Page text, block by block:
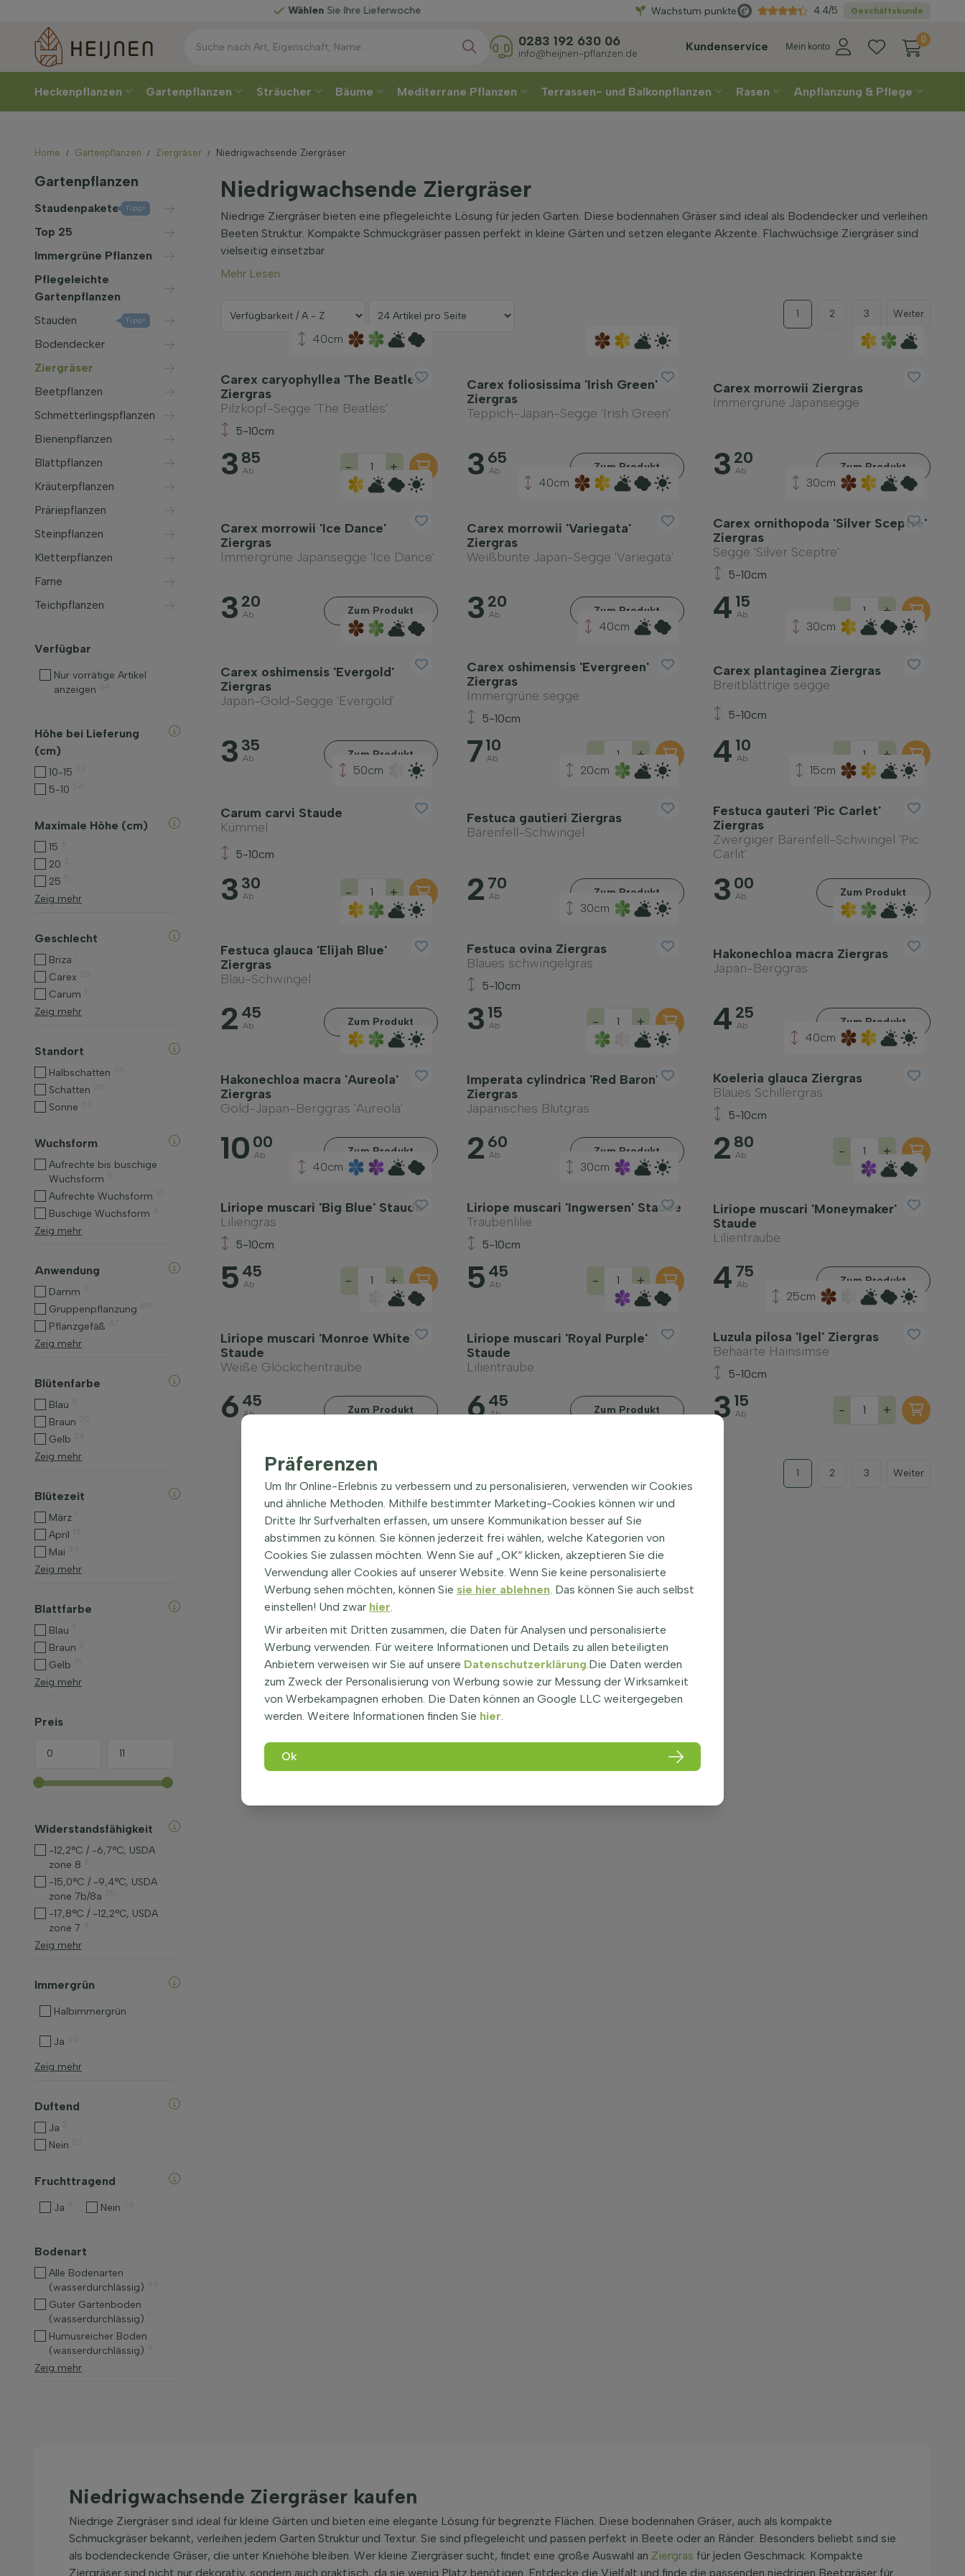
Sie Ihre Lieferwoche Wählen Direktaus der
Wachstum punkte Geschäftskunde
4.4/5
Kundenservice Mein konto
0
0283 192 630 06
info@heijnen-pflanzen.de
Heckenpflanzen Gartenpflanzen Sträucher Bäume Mediterrane Pflanzen Terrassen- und Balkonpflanzen Rasen Anpflanzung & Pflege
Home Gartenpflanzen Ziergräser Niedrigwachsende Ziergräser
Gartenpflanzen
Staudenpakete Tipp!
Top 25
Immergrüne Pflanzen
Pflegeleichte
Gartenpflanzen
Stauden
Tipp!
Bodendecker
Ziergräser
Beetpflanzen
Schmetterlingspflanzen
Bienenpflanzen
Blattpflanzen
Kräuterpflanzen
Präriepflanzen
Steinpflanzen
Kletterpflanzen
Farne
Teichpflanzen
Verfügbar
Nur vorrätige Artikel
anzeigen
Höhe bei Lieferung
(cm)
10-15
5-10
Maximale Höhe (cm)
15
20
25
Zeig mehr
Geschlecht
Briza
Carex
Carum
Zeig mehr
Standort
Halbschatten
Schatten
Sonne
Wuchsform
Aufrechte bis buschige
Wuchsform
Aufrechte Wuchsform
Buschige Wuchsform
Zeig mehr
Anwendung
Damm
Gruppenpflanzung
Pflanzgefäß
Zeig mehr
Blütenfarbe
Blau
Braun
Gelb
Zeig mehr
Blütezeit
März
April
Mai
Zeig mehr
Blattfarbe
Blau
Braun
Gelb
Zeig mehr
Preis
Widerstandsfähigkeit
-12,2°C / -6,7°C, USDA
zone 8
-15,0°C / -9,4°C, USDA
zone 7b/8a
-17,8°C / -12,2°C, USDA
zone 7
Zeig mehr
Immergrün
Halbimmergrün
Ja
Zeig mehr
Duftend
Ja
Nein
Fruchttragend
Ja Nein
Bodenart
Alle Bodenarten
(wasserdurchlässig)
Guter Gartenboden
(wasserdurchlässig)
Humusreicher Boden
(wasserdurchlässig)
Zeig mehr
Niedrigwachsende Ziergräser
Niedrige Ziergräser bieten eine pflegeleichte Lösung für jeden Garten. Diese bodennahen Gräser sind ideal als Bodendecker und verleihen
Beeten Struktur. Kompakte Schmuckgräser passen perfekt in kleine Gärten und setzen elegante Akzente. Flachwüchsige Ziergräser sind
vielseitig einsetzbar.
Mehr Lesen
1 2 3 Weiter
40cm
Carex caryophyllea 'The Beatles'
Ziergras
Pilzkopf-Segge 'The Beatles'
5-10cm
3 85
Ab - +
Carex foliosissima 'Irish Green'
Ziergras
Teppich-Japan-Segge 'Irish Green'
3 65
Ab Zum Produkt
Carex morrowii Ziergras
Immergrüne Japansegge
3 20
Ab Zum Produkt
Carex morrowii 'Ice Dance'
Ziergras
Immergrüne Japansegge 'Ice Dance'
3 20
Ab Zum Produkt
40cm
Carex morrowii 'Variegata'
Ziergras
Weißbunte Japan-Segge 'Variegata'
3 20
Ab Zum Produkt
30cm
Carex ornithopoda 'Silver Sceptre'
Ziergras
Segge 'Silver Sceptre'
5-10cm
4 15
Ab - +
Carex oshimensis 'Evergold'
Ziergras
Japan-Gold-Segge 'Evergold'
3 35
Ab Zum Produkt
40cm
Carex oshimensis 'Evergreen'
Ziergras
Immergrüne segge
5-10cm
710
Ab - +
30cm
Carex plantaginea Ziergras
Breitblättrige segge
5-10cm
4 10
Ab - +
50cm
Carum carvi Staude
Kümmel
5-10cm
3 30
Ab - +
20cm
Festuca gautieri Ziergras
Bärenfell-Schwingel
2 70
Ab Zum Produkt
15cm
Festuca gauteri 'Pic Carlet'
Ziergras
Zwergiger Bärenfell-Schwingel 'Pic
Carlit'
3 00
Ab Zum Produkt
Festuca glauca 'Elijah Blue'
Ziergras
Blau-Schwingel
2 45
Ab Zum Produkt
30cm
Festuca ovina Ziergras
Blaues schwingelgras
5-10cm
3 15
Ab - +
Hakonechloa macra Ziergras
Japan-Berggras
4 25
Ab Zum Produkt
Hakonechloa macra 'Aureola'
Ziergras
Gold-Japan-Berggras 'Aureola'
10 00
Ab Zum Produkt
Imperata cylindrica 'Red Baron'
Ziergras
Japanisches Blutgras
2 60
Ab Zum Produkt
40cm
Koeleria glauca Ziergras
Blaues Schillergras
5-10cm
2 80
Ab - +
40cm
Liriope muscari 'Big Blue' Staude
Liliengras
5-10cm
5 45
Ab - +
30cm
Liriope muscari 'Ingwersen' Staude
Traubenlilie
5-10cm
5 45
Ab - +
Liriope muscari 'Moneymaker'
Staude
Lilientraube
4 75
Ab Zum Produkt
Liriope muscari 'Monroe White'
Staude
Weiße Glöckchentraube
6 45
Ab Zum Produkt
Liriope muscari 'Royal Purple'
Staude
Lilientraube
645
Ab Zum Produkt
25cm
Luzula pilosa 'Igel' Ziergras
Behaarte Hainsimse
5-10cm
3 15
Ab - +
1 2 3 Weiter
Niedrigwachsende Ziergräser kaufen
Niedrige Ziergräser sind ideal für kleine Gärten und bieten eine elegante Lösung für begrenzte Flächen. Diese bodennahen Gräser, auch als kompakte
Schmuckgräser bekannt, verleihen jedem Garten Struktur und Textur. Sie sind pflegeleicht und passen perfekt in Beete oder an Ränder. Besonders beliebt sind sie
als bodendeckende Gräser, die unter Kniehöhe bleiben. Wer kleine Ziergräser sucht, findet eine große Auswahl an Ziergras für jeden Geschmack. Kompakte
Ziergräser sind nicht nur dekorativ, sondern auch praktisch, da sie wenig Platz benötigen. Entdecke die Vielfalt und finde die passenden niedrigen Beetgräser für
Präferenzen
Um Ihr Online-Erlebnis zu verbessern und zu personalisieren, verwenden wir Cookies
und ähnliche Methoden. Mithilfe bestimmter Marketing-Cookies können wir und
Dritte Ihr Surfverhalten erfassen, um unsere Kommunikation besser auf Sie
abstimmen zu können. Sie können jederzeit frei wählen, welche Kategorien von
Cookies Sie zulassen möchten. Wenn Sie auf „OK“ klicken, akzeptieren Sie die
Verwendung aller Cookies auf unserer Website. Wenn Sie keine personalisierte
Werbung sehen möchten, können Sie sie hier ablehnen. Das können Sie auch selbst
einstellen! Und zwar hier.
Wir arbeiten mit Dritten zusammen, die Daten für Analysen und personalisierte
Werbung verwenden. Für weitere Informationen und Details zu allen beteiligten
Anbietern verweisen wir Sie auf unsere Datenschutzerklärung.Die Daten werden
zum Zweck der Personalisierung von Werbung sowie zur Messung der Wirksamkeit
von Werbekampagnen erhoben. Die Daten können an Google LLC weitergegeben
werden. Weitere Informationen finden Sie hier.
Ok